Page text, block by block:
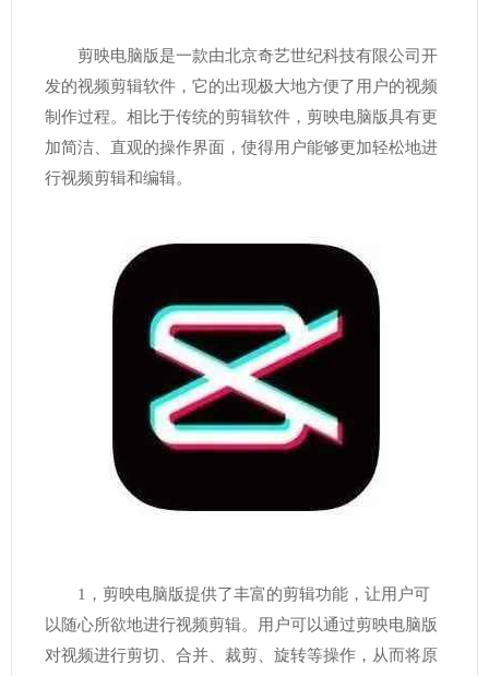
剪映电脑版是一款由北京奇艺世纪科技有限公司开
发的视频剪辑软件，它的出现极大地方便了用户的视频
制作过程。相比于传统的剪辑软件，剪映电脑版具有更
加简洁、直观的操作界面，使得用户能够更加轻松地进
行视频剪辑和编辑。
1，剪映电脑版提供了丰富的剪辑功能，让用户可
以随心所欲地进行视频剪辑。用户可以通过剪映电脑版
对视频进行剪切、合并、裁剪、旋转等操作，从而将原